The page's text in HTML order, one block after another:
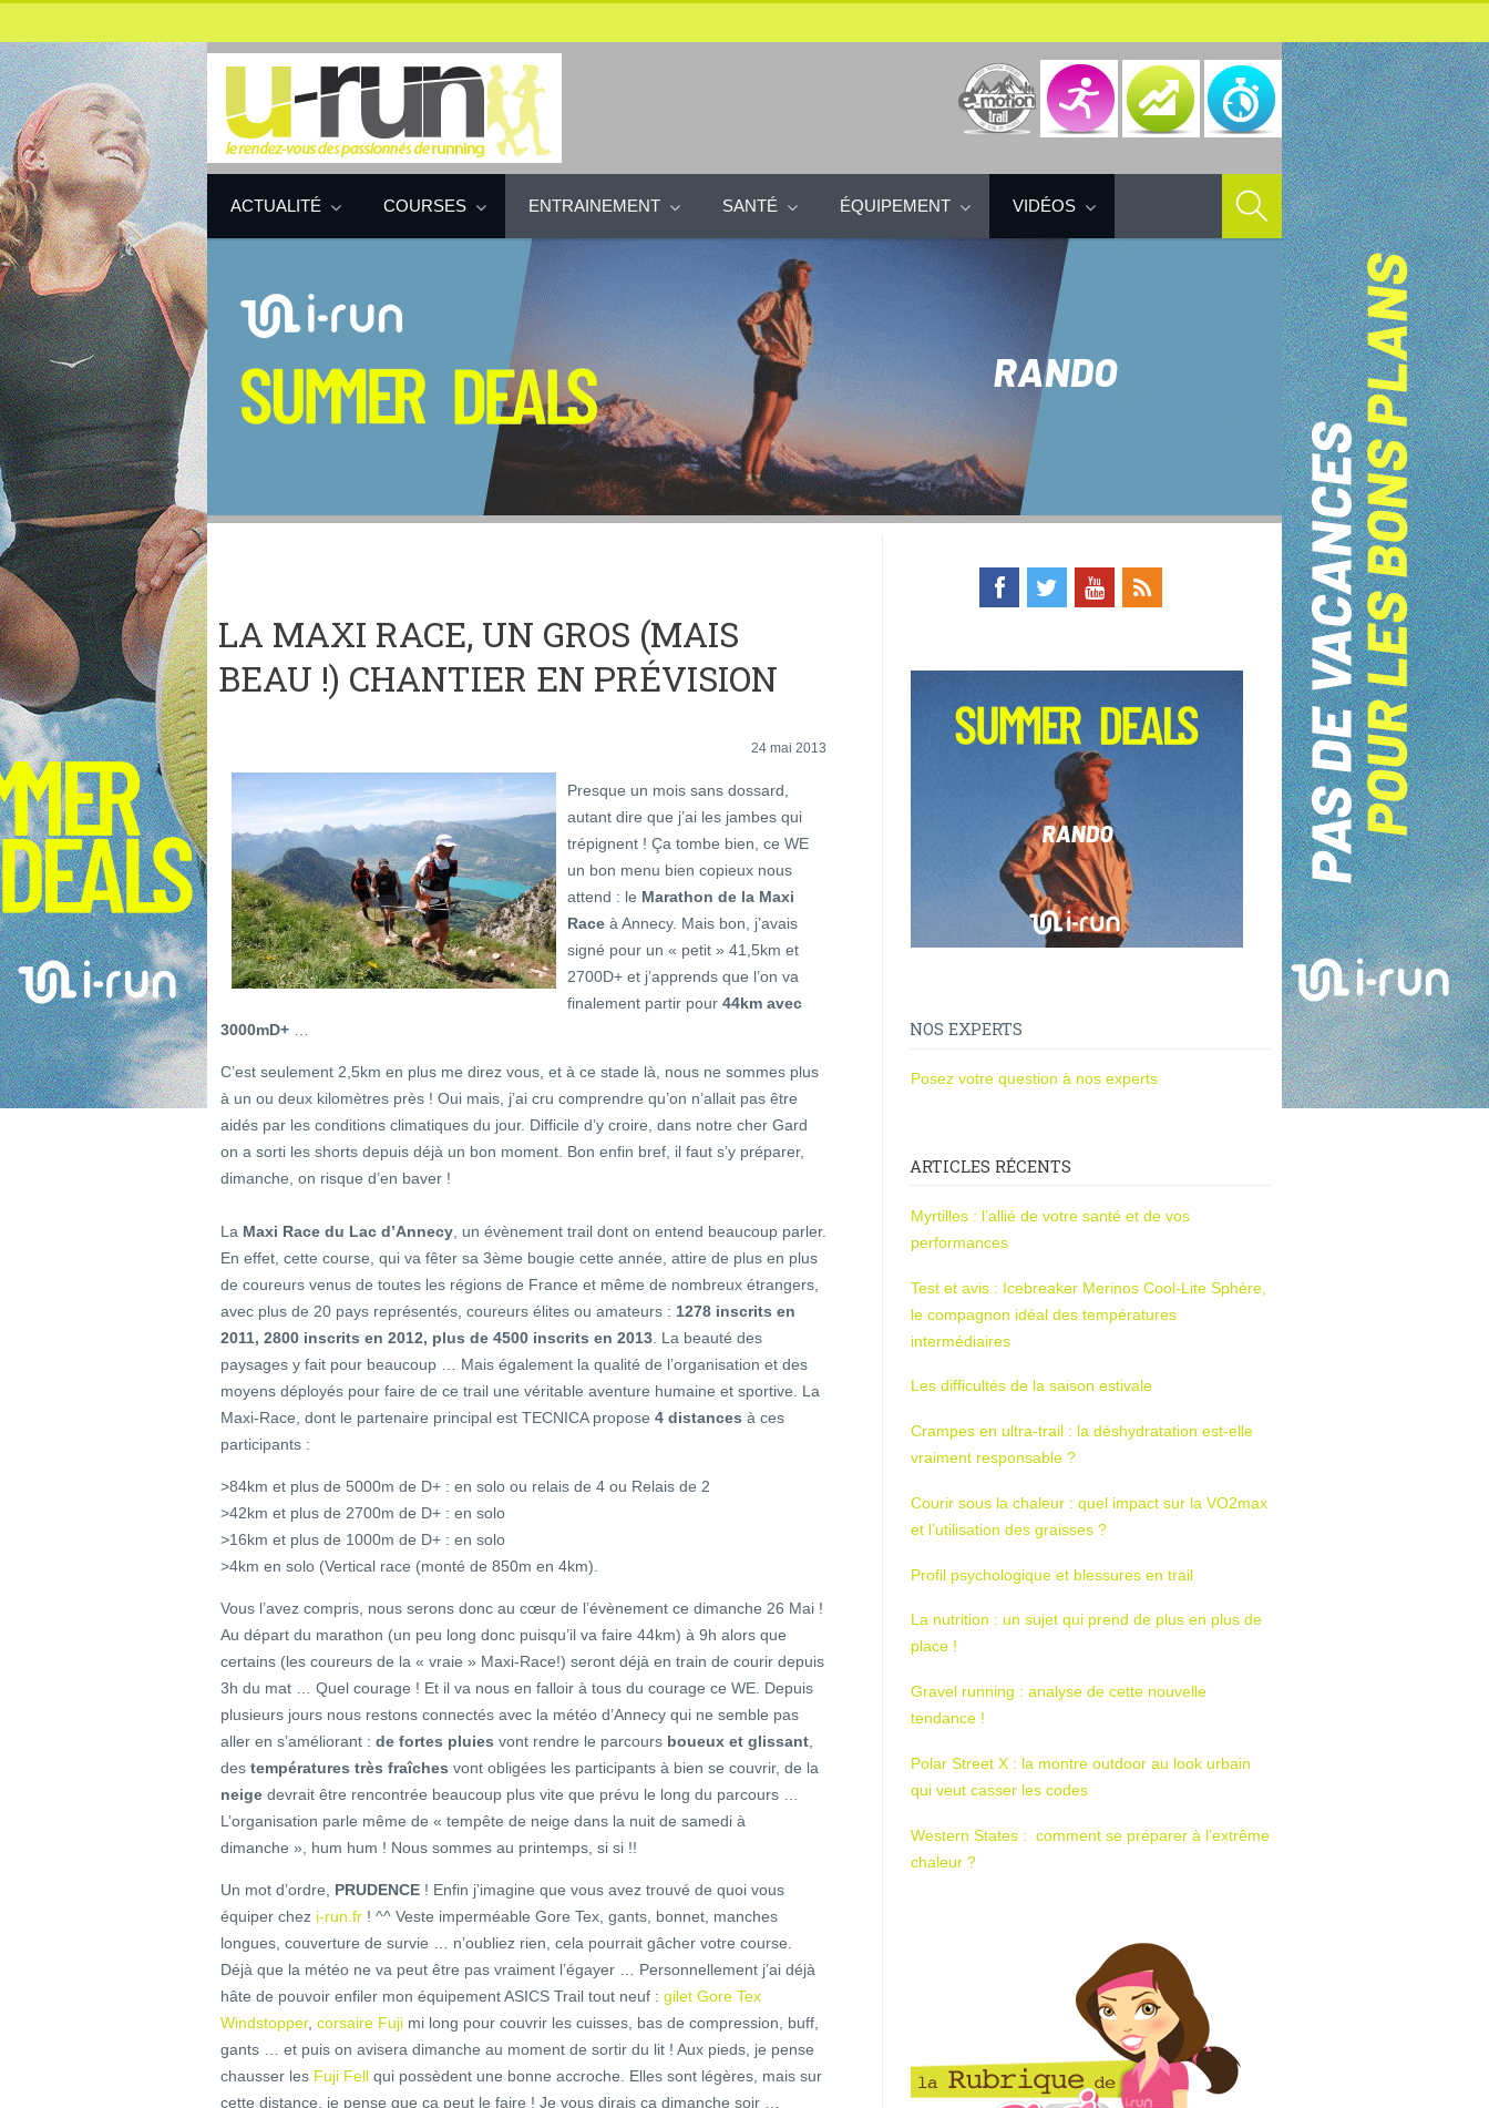
ACTUALITÉ COURSES ENTRAINEMENT SANTÉ ÉQUIPEMENT VIDÉOS
LA MAXI RACE, UN GROS (MAIS
BEAU !) CHANTIER EN PRÉVISION
24 mai 2013
Presque un mois sans dossard,
autant dire que j’ai les jambes qui
trépignent ! Ça tombe bien, ce WE
un bon menu bien copieux nous
attend : le Marathon de la Maxi
Race à Annecy. Mais bon, j’avais
signé pour un « petit » 41,5km et
2700D+ et j’apprends que l’on va
finalement partir pour 44km avec
3000mD+
C’est seulement 2,5km en plus me direz vous, et à ce stade là, nous ne sommes plus
à un ou deux kilomètres près ! Oui mais, j’ai cru comprendre qu’on n’allait pas être
aidés par les conditions climatiques du jour. Difficile d’y croire, dans notre cher Gard
on a sorti les shorts depuis déjà un bon moment. Bon enfin bref, il faut s’y préparer,
dimanche, on risque d’en baver !
La Maxi Race du Lac d’Annecy , un évènement trail dont on entend beaucoup parler.
En effet, cette course, qui va fêter sa 3ème bougie cette année, attire de plus en plus
de coureurs venus de toutes les régions de France et même de nombreux étrangers,
avec plus de 20 pays représentés, coureurs élites ou amateurs : 1278 inscrits en
2011, 2800 inscrits en 2012, plus de 4500 inscrits en 2013 . La beauté des
paysages y fait pour beaucoup … Mais également la qualité de l’organisation et des
moyens déployés pour faire de ce trail une véritable aventure humaine et sportive. La
Maxi-Race, dont le partenaire principal est TECNICA propose 4 distances à ces
participants :
>84km et plus de 5000m de D+ : en solo ou relais de 4 ou Relais de 2
>42km et plus de 2700m de D+ : en solo
>16km et plus de 1000m de D+ : en solo
>4km en solo (Vertical race (monté de 850m en 4km).
Vous l’avez compris, nous serons donc au cœur de l’évènement ce dimanche 26 Mai !
Au départ du marathon (un peu long donc puisqu’il va faire 44km) à 9h alors que
certains (les coureurs de la « vraie » Maxi-Race!) seront déjà en train de courir depuis
3h du mat … Quel courage ! Et il va nous en falloir à tous du courage ce WE. Depuis
plusieurs jours nous restons connectés avec la météo d’Annecy qui ne semble pas
aller en s’améliorant : de fortes pluies vont rendre le parcours boueux et glissant
des températures très fraîches vont obligées les participants à bien se couvrir, de la
neige devrait être rencontrée beaucoup plus vite que prévu le long du parcours …
L’organisation parle même de « tempête de neige dans la nuit de samedi à
dimanche », hum hum ! Nous sommes au printemps, si si !!
Un mot d’ordre, PRUDENCE ! Enfin j’imagine que vous avez trouvé de quoi vous
équiper chez i-run.fr ! ^^ Veste imperméable Gore Tex, gants, bonnet, manches
longues, couverture de survie … n’oubliez rien, cela pourrait gâcher votre course.
Déjà que la météo ne va peut être pas vraiment l’égayer … Personnellement j’ai déjà
hâte de pouvoir enfiler mon équipement ASICS Trail tout neuf : gilet Gore Tex
Windstopper, corsaire Fuji mi long pour couvrir les cuisses, bas de compression, buff,
gants … et puis on avisera dimanche au moment de sortir du lit ! Aux pieds, je pense
chausser les Fuji Fell qui possèdent une bonne accroche. Elles sont légères, mais sur
cette distance, je pense que ça peut le faire ! Je vous dirais ça dimanche soir …
NOS EXPERTS
Posez votre question à nos experts
ARTICLES RÉCENTS
Myrtilles : l’allié de votre santé et de vos
performances
Test et avis : Icebreaker Merinos Cool-Lite Sphère,
le compagnon idéal des températures
intermédiaires
Les difficultés de la saison estivale
Crampes en ultra-trail : la déshydratation est-elle
vraiment responsable ?
Courir sous la chaleur : quel impact sur la VO2max
et l’utilisation des graisses ?
Profil psychologique et blessures en trail
La nutrition : un sujet qui prend de plus en plus de
place !
Gravel running : analyse de cette nouvelle
tendance !
Polar Street X : la montre outdoor au look urbain
qui veut casser les codes
Western States : comment se préparer à l’extrême
chaleur ?